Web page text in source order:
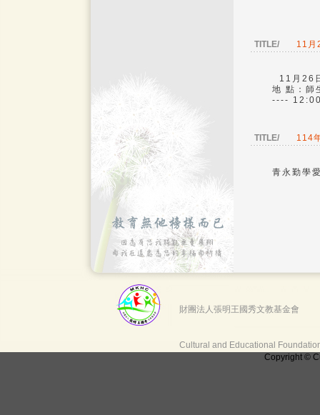
TITLE/ 11月
11月26
地 點：
----
TITLE/ 114
青永勤學
財團法人張明王國秀文教基金會
Cultural and Educational
Copyright ©